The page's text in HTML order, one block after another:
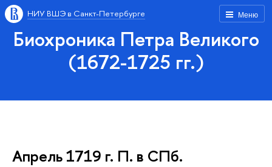
Меню
НИУ ВШЭ в Санкт-Петербурге
Биохроника Петра Великого
(1672-1725 гг.)
Апрель 1719 г. П. в СПб.